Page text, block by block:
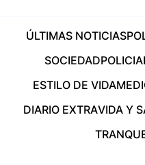
ÚLTIMAS NOTICIAS
SOCIEDAD
ESTILO DE VIDA
DIARIO EXTRAVIDA Y